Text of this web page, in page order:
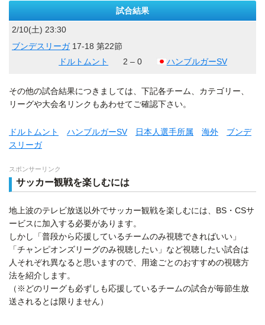
試合結果
2/10(土) 23:30
ブンデスリーガ17-18 第22節
ドルトムント
2 – 0 ハンブルガーSV
その他の試合結果につきましては、下記各チーム、カテゴリー、
リーグや大会名リンクもあわせてご確認下さい。
ドルトムント ハンブルガーSV 日本人選手所属 海外
ブンデ
スリーガ
スポンサーリンク
サッカー観戦を楽しむには
地上波のテレビ放送以外でサッカー観戦を楽しむには、BS・CSサ
ービスに加入する必要があります。
しかし「普段から応援しているチームのみ視聴できればいい」
「チャンピオンズリーグのみ視聴したい」など視聴したい試合は
人それぞれ異なると思いますので、用途ごとのおすすめの視聴方
法を紹介します。
（※どのリーグも必ずしも応援しているチームの試合が毎節生放
送されるとは限りません）